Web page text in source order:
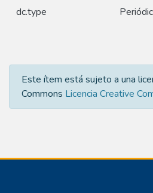
dc.type
Este ítem está sujeto a una
Commons Licencia Creative